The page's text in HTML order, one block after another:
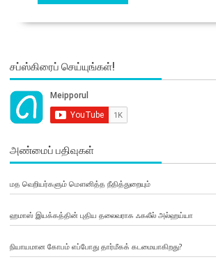
சப்ஸ்கிரைப் செய்யுங்கள்!
அண்மைப் பதிவுகள்
மத வெறியர்களும் மௌனித்த நீதித்துறையும்
ஹமாஸ் இயக்கத்தின் புதிய தலைவராக ஃகலீல் அல்ஹய்யா
நியாயமான கோபம் எப்போது தார்மீகக் கடமையாகிறது?